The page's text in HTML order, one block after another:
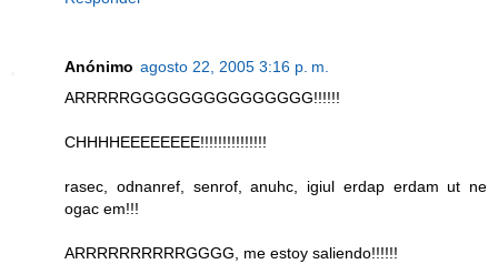
Anónimo agosto 22, 2005 3:16 p. m.
ARRRRRGGGGGGGGGGGGGGG!!!!!!
CHHHHEEEEEEEE!!!!!!!!!!!!!!!
rasec, odnanref, senrof, anuhc, igiul erdap erdam ut ne
ogac em!!!
ARRRRRRRRRRGGGG, me estoy saliendo!!!!!!